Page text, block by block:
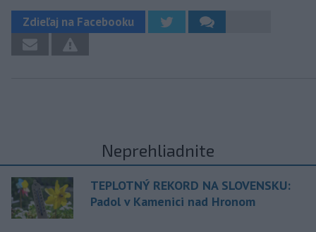
Zdieľaj na Facebooku
Neprehliadnite
TEPLOTNÝ REKORD NA SLOVENSKU:
Padol v Kamenici nad Hronom